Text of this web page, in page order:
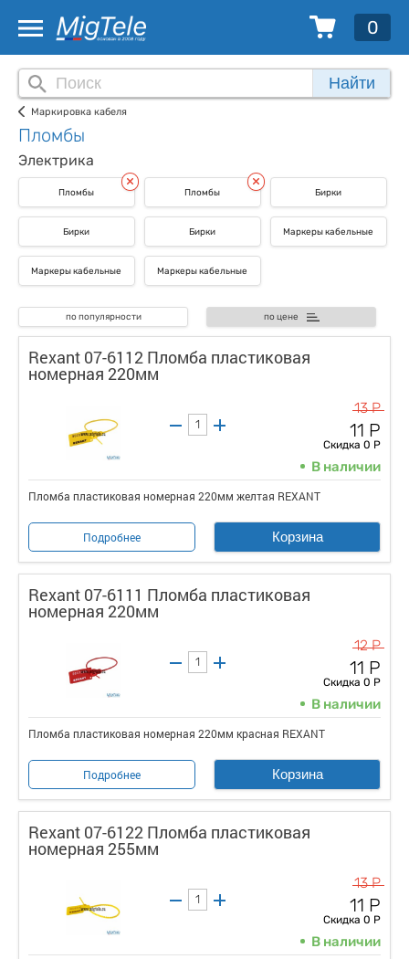
0
Найти
Маркировка кабеля
Пломбы
Электрика
Пломбы Пломбы Бирки
Бирки Бирки Маркеры кабельные
Маркеры кабельные Маркеры кабельные
по популярности по цене
Rexant 07-6112 Пломба пластиковая
номерная 220мм
13 Р
11 Р
Скидка 0 Р
В наличии
Пломба пластиковая номерная 220мм желтая REXANT
Подробнее Корзина
Rexant 07-6111 Пломба пластиковая
номерная 220мм
12 Р
11 Р
Скидка 0 Р
В наличии
Пломба пластиковая номерная 220мм красная REXANT
Подробнее Корзина
Rexant 07-6122 Пломба пластиковая
номерная 255мм
13 Р
11 Р
Скидка 0 Р
В наличии